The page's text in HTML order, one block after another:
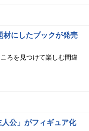
材にしたブックが発売
ろを見つけて楽しむ間違
公」がフィギュア化